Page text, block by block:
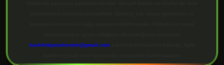
backlinkpanelicomtr@gmail.com